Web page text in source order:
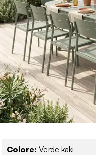
Colore: Verde kaki